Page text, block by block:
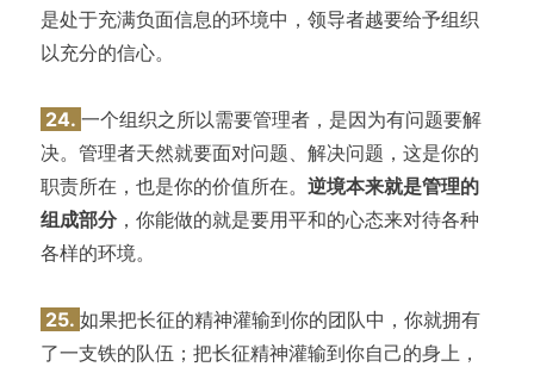
是处于充满负面信息的环境中，领导者越要给予组织
以充分的信心。
24. 一个组织之所以需要管理者，是因为有问题要解
决。管理者天然就要面对问题、解决问题，这是你的
职责所在，也是你的价值所在。 逆境本来就是管理的
组成部分，你能做的就是要用平和的心态来对待各种
各样的环境。
25. 如果把长征的精神灌输到你的团队中，你就拥有
了一支铁的队伍；把长征精神灌输到你自己的身上，